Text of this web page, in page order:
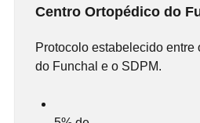
Centro Ortopédico do
Protocolo estabelecido entre
do Funchal e o SDPM.